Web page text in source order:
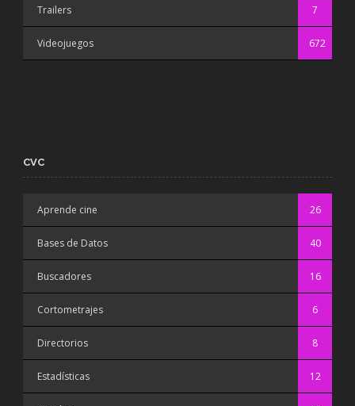
Trailers 7
Videojuegos 672
CVC
Aprende cine 26
Bases de Datos 40
Buscadores 16
Cortometrajes 6
Directorios 8
Estadísticas 12